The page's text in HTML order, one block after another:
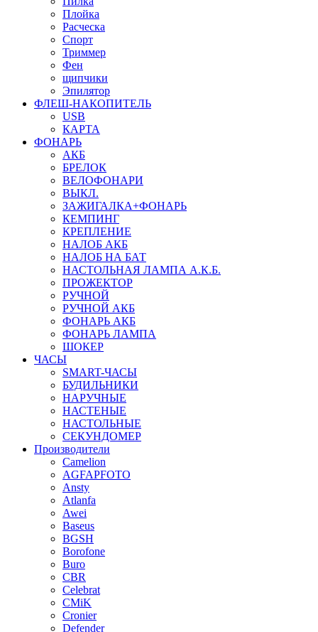
Плойка
Расческа
Спорт
Триммер
Фен
щипчики
Эпилятор
ФЛЕШ-НАКОПИТЕЛЬ
USB
КАРТА
ФОНАРЬ
АКБ
БРЕЛОК
ВЕЛОФОНАРИ
ВЫКЛ.
ЗАЖИГАЛКА+ФОНАРЬ
КЕМПИНГ
КРЕПЛЕНИЕ
НАЛОБ АКБ
НАЛОБ НА БАТ
НАСТОЛЬНАЯ ЛАМПА А.К.Б.
ПРОЖЕКТОР
РУЧНОЙ
РУЧНОЙ АКБ
ФОНАРЬ АКБ
ФОНАРЬ ЛАМПА
ШОКЕР
ЧАСЫ
SMART-ЧАСЫ
БУДИЛЬНИКИ
НАРУЧНЫЕ
НАСТЕНЫЕ
НАСТОЛЬНЫЕ
СЕКУНДОМЕР
Производители
Camelion
AGFAPFOTO
Ansty
Atlanfa
Awei
Baseus
BGSH
Borofone
Buro
CBR
Celebrat
CMiK
Cronier
Defender